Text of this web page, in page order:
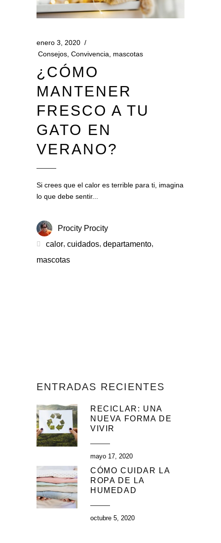
enero 3, 2020
Consejos Convivencia mascotas
¿CÓMO
MANTENER
FRESCO A TU
GATO EN
VERANO?
Si crees que el calor es terrible para ti, imagina
lo que debe sentir
Procity Procity
calor, cuidados, departamento,
mascotas
ENTRADAS RECIENTES
RECICLAR: UNA
NUEVA FORMA DE
VIVIR
mayo 17, 2020
CÓMO CUIDAR LA
ROPA DE LA
HUMEDAD
octubre 5, 2020